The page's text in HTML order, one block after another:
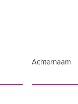
Achternaam